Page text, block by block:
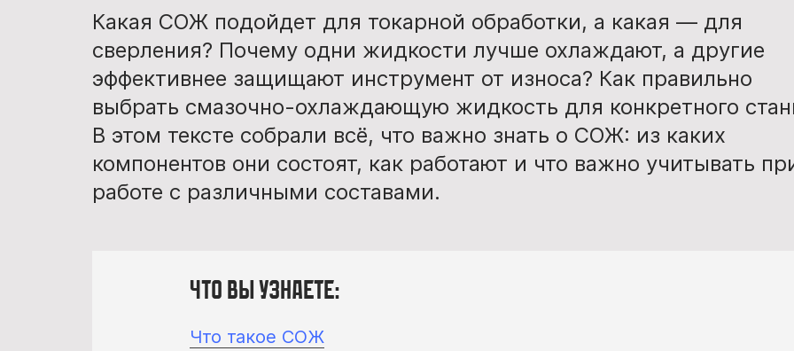
Какая СОЖ подойдет для токарной обработки, а какая — для
сверления? Почему одни жидкости лучше охлаждают, а другие
эффективнее защищают инструмент от износа? Как правильно
выбрать смазочно-охлаждающую жидкость для конкретного
В этом тексте собрали всё, что важно знать о СОЖ: из каких
компонентов они состоят, как работают и что важно учитывать
работе с различными составами.
Что вы узнаете:
Что такое СОЖ